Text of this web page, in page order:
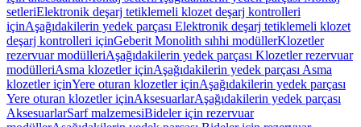
setleriElektronik deşarj tetiklemeli klozet deşarj kontrolleri
içinAşağıdakilerin yedek parçası Elektronik deşarj tetiklemeli klozet
deşarj kontrolleri içinGeberit Monolith sıhhi modüllerKlozetler
rezervuar modülleriAşağıdakilerin yedek parçası Klozetler rezervuar
modülleriAsma klozetler içinAşağıdakilerin yedek parçası Asma
klozetler içinYere oturan klozetler içinAşağıdakilerin yedek parçası
Yere oturan klozetler içinAksesuarlarAşağıdakilerin yedek parçası
AksesuarlarSarf malzemesiBideler için rezervuar